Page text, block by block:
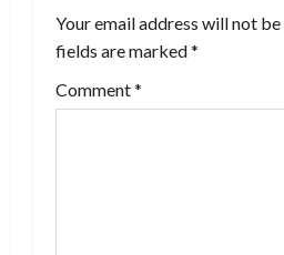
v
i
g
Your email address will not
fields are marked*
Comment*